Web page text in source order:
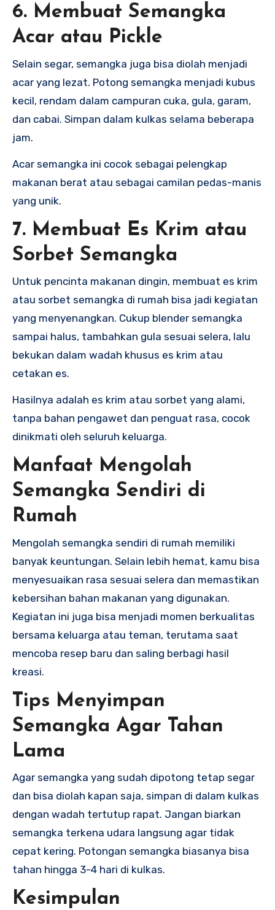
6. Membuat Semangka
Acar atau Pickle
Selain segar, semangka juga bisa diolah menjadi
acar yang lezat. Potong semangka menjadi kubus
kecil, rendam dalam campuran cuka, gula, garam,
dan cabai. Simpan dalam kulkas selama beberapa
jam.
Acar semangka ini cocok sebagai pelengkap
makanan berat atau sebagai camilan pedas-manis
yang unik.
7. Membuat Es Krim atau
Sorbet Semangka
Untuk pencinta makanan dingin, membuat es krim
atau sorbet semangka di rumah bisa jadi kegiatan
yang menyenangkan. Cukup blender semangka
sampai halus, tambahkan gula sesuai selera, lalu
bekukan dalam wadah khusus es krim atau
cetakan es.
Hasilnya adalah es krim atau sorbet yang alami,
tanpa bahan pengawet dan penguat rasa, cocok
dinikmati oleh seluruh keluarga.
Manfaat Mengolah
Semangka Sendiri di
Rumah
Mengolah semangka sendiri di rumah memiliki
banyak keuntungan. Selain lebih hemat, kamu bisa
menyesuaikan rasa sesuai selera dan memastikan
kebersihan bahan makanan yang digunakan.
Kegiatan ini juga bisa menjadi momen berkualitas
bersama keluarga atau teman, terutama saat
mencoba resep baru dan saling berbagi hasil
kreasi.
Tips Menyimpan
Semangka Agar Tahan
Lama
Agar semangka yang sudah dipotong tetap segar
dan bisa diolah kapan saja, simpan di dalam kulkas
dengan wadah tertutup rapat. Jangan biarkan
semangka terkena udara langsung agar tidak
cepat kering. Potongan semangka biasanya bisa
tahan hingga 3-4 hari di kulkas.
Kesimpulan